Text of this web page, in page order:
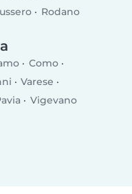
Rodano
Como
Varese
Vigevano